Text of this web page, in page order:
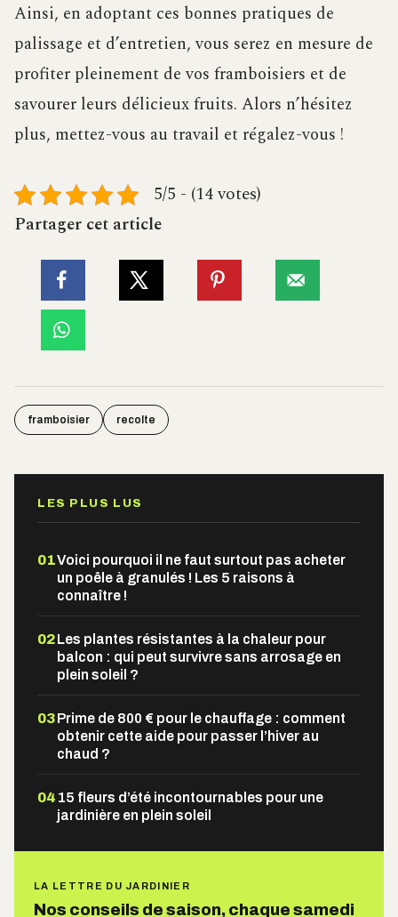
Ainsi, en adoptant ces bonnes pratiques de
palissage et d’entretien, vous serez en mesure de
profiter pleinement de vos framboisiers et de
savourer leurs délicieux fruits. Alors n’hésitez
plus, mettez-vous au travail et régalez-vous !
5/5 - (14 votes)
Partager cet article
framboisier recolte
LES PLUS LUS
01Voici pourquoi il ne faut surtout pas acheter
un poêle à granulés ! Les 5 raisons à
connaître !
02Les plantes résistantes à la chaleur pour
balcon : qui peut survivre sans arrosage en
plein soleil ?
03Prime de 800 € pour le chauffage : comment
obtenir cette aide pour passer l’hiver au
chaud ?
04 15 fleurs d’été incontournables pour une
jardinière en plein soleil
LA LETTRE DU JARDINIER
Nos conseils de saison, chaque samedi